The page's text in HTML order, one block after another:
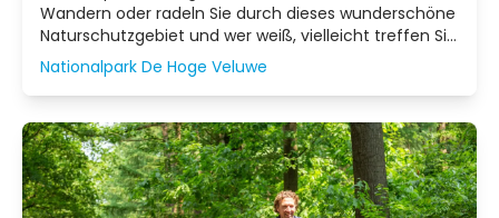
Wandern oder radeln Sie durch dieses wunderschöne
Naturschutzgebiet und wer weiß, vielleicht treffen Sie
sogar auf ein wildes Tier. Entdecken Sie den
Treibsand, die schönen Wälder und die weiten
Heidelandschaften.
Nationalpark De Hoge Veluwe